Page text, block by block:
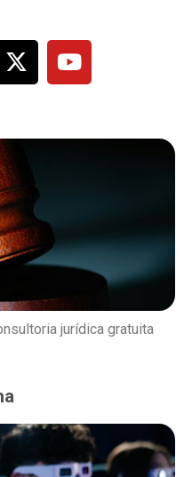
jurídica gratuita